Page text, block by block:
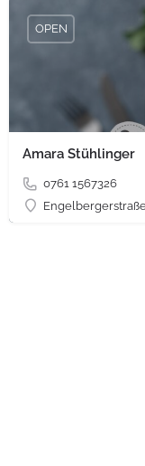
Amara Stühlinger
0761 1567326
OPEN